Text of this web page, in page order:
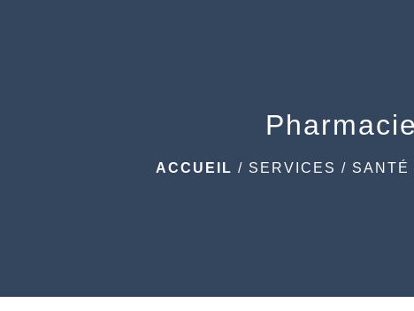
Pharmacie
ACCUEIL / SERVICES / SANTÉ